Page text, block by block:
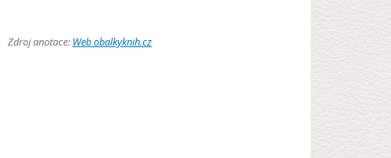
Zdroj anotace: Web obalkyknih.cz